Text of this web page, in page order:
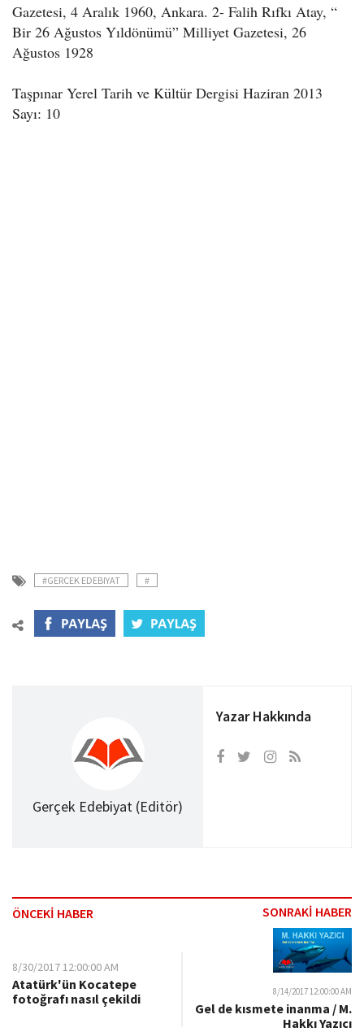
Gazetesi, 4 Aralık 1960, Ankara. 2- Falih Rıfkı Atay, “
Bir 26 Ağustos Yıldönümü” Milliyet Gazetesi, 26
Ağustos 1928
Taşpınar Yerel Tarih ve Kültür Dergisi Haziran 2013
Sayı: 10
#GERCEK EDEBIYAT #
Gerçek Edebiyat (Editör)
Yazar Hakkında
ÖNCEKİ HABER SONRAKİ HABER
8/30/2017 12:00:00 AM
Atatürk'ün Kocatepe
fotoğrafı nasıl çekildi
8/14/2017 12:00:00 AM
Gel de kısmete inanma / M.
Hakkı Yazıcı